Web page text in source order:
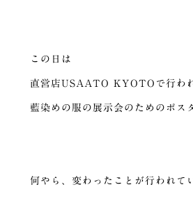
この日は
直営店USAATO KYOTOで行わ
藍染めの服の展示会のためのポス
何やら、変わったことが行われて